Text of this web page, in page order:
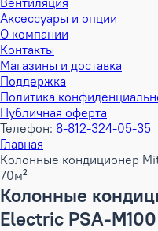
Аксессуары и опции
О компании
Контакты
Магазины и доставка
Поддержка
Политика
Публичная оферта
Телефон: 8-812-324-05-35
Главная
Колонные кондиционер
70м²
Колонные
Electric PSA-